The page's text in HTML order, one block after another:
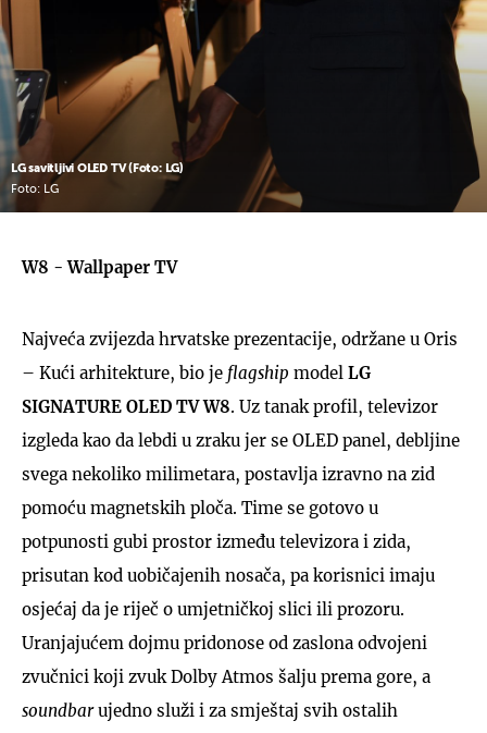
LG savitljivi OLED TV (Foto: LG)
Foto: LG
W8 - Wallpaper TV
Najveća zvijezda hrvatske prezentacije, održane u Oris
– Kući arhitekture, bio je flagship model LG
SIGNATURE OLED TV W8. Uz tanak profil, televizor
izgleda kao da lebdi u zraku jer se OLED panel, debljine
svega nekoliko milimetara, postavlja izravno na zid
pomoću magnetskih ploča. Time se gotovo u
potpunosti gubi prostor između televizora i zida,
prisutan kod uobičajenih nosača, pa korisnici imaju
osjećaj da je riječ o umjetničkoj slici ili prozoru.
Uranjajućem dojmu pridonose od zaslona odvojeni
zvučnici koji zvuk Dolby Atmos šalju prema gore, a
soundbarujedno služi i za smještaj svih ostalih